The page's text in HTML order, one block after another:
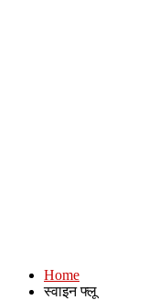
Home
स्वाइन फ्लू